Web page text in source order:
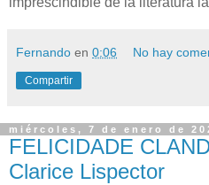
Fernando en 0:06 No hay
Compartir
miércoles, 7 de enero de
FELICIDADE
Clarice Lispector